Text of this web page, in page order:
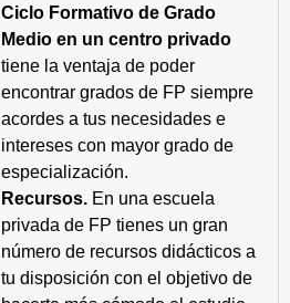
Ciclo Formativo de Grado
Medio en un centro privado
tiene la ventaja de poder
encontrar grados de FP siempre
acordes a tus necesidades e
intereses con mayor grado de
especialización.
Recursos. En una escuela
privada de FP tienes un gran
número de recursos didácticos a
tu disposición con el objetivo de